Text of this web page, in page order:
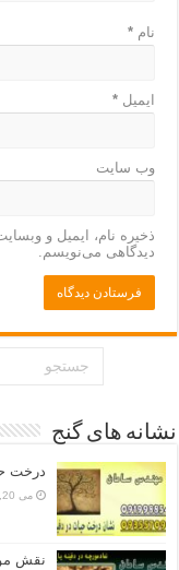
نام*
ایمیل*
وب‌ سایت
ذخیره نام، ایمیل و
دیدگاهی می‌نویسم.
نشانه های گنج
درخت
می 20, 2026
نقش